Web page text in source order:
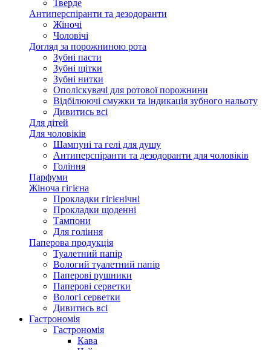
Тверде
Антиперспіранти та дезодоранти
Жіночі
Чоловічі
Догляд за порожниною рота
Зубні пасти
Зубні щітки
Зубні нитки
Ополіскувачі для ротової порожнини
Відбілюючі смужки та індикація зубного нальоту
Дивитись всі
Для дітей
Для чоловіків
Шампуні та гелі для душу
Антиперспіранти та дезодоранти для чоловіків
Гоління
Парфуми
Жіноча гігієна
Прокладки гігієнічні
Прокладки щоденні
Тампони
Для гоління
Паперова продукція
Туалетний папір
Вологий туалетний папір
Паперові рушники
Паперові серветки
Вологі серветки
Дивитись всі
Гастрономія
Гастрономія
Кава